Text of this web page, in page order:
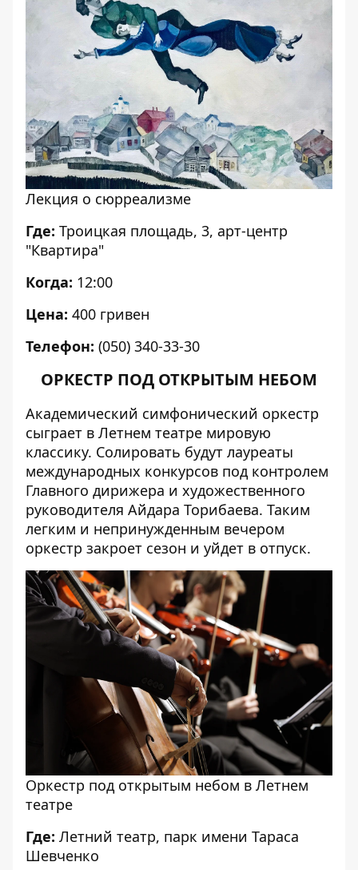
Лекция о сюрреализме
Где: Троицкая площадь, 3, арт-центр
"Квартира"
Когда: 12:00
Цена: 400 гривен
Телефон: (050) 340-33-30
ОРКЕСТР ПОД ОТКРЫТЫМ НЕБОМ
Академический симфонический оркестр
сыграет в Летнем театре мировую
классику. Солировать будут лауреаты
международных конкурсов под контролем
Главного дирижера и художественного
руководителя Айдара Торибаева. Таким
легким и непринужденным вечером
оркестр закроет сезон и уйдет в отпуск.
Оркестр под открытым небом в Летнем
театре
Где: Летний театр, парк имени Тараса
Шевченко